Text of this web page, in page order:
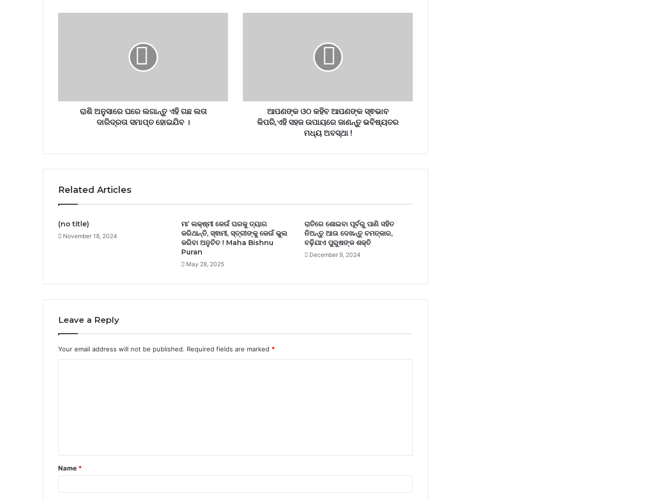
ରାଶି ଅନୁସାରେ ଘରେ ଲଗାନ୍ତୁ ଏହି ଗଛ ଲତା
ଦାରିଦ୍ରତା ସମାପ୍ତ ହୋଇଯିବ ।
ଆପଣଙ୍କ ଓଠ କହିବ ଆପଣଙ୍କ ସ୍ଵଭାବ
କିପରି,ଏହି ସହଜ ଉପାୟରେ ଜାଣନ୍ତୁ ଭବିଷ୍ୟତର
ମଧ୍ୟ ଅବସ୍ଥା !
Related Articles
(no title)
November 18, 2024
ମା’ ଲକ୍ଷ୍ମୀ କେଉଁ ଘରକୁ ତ୍ୟାଗ
କରିଥାନ୍ତି, ସ୍ଵାମୀ, ସ୍ତ୍ରୀଙ୍କୁ କେଉଁ ଭୁଲ
କରିବା ଅନୁଚିତ ! Maha Bishnu
Puran
May 28, 2025
ରାତିରେ ଶୋଇବା ପୂର୍ବରୁ ପାଣି ସହିତ
ନିଅନ୍ତୁ ଆଉ ଦେଖନ୍ତୁ ଚମତ୍କାର,
ବଢ଼ିଯାଏ ପୁରୁଷଙ୍କ ଶକ୍ତି
December 9, 2024
Leave a Reply
Your email address will not be published. Required fields are marked *
t
*
Name *